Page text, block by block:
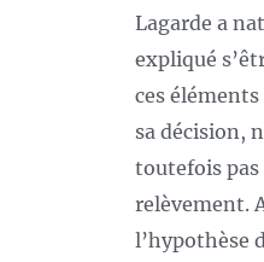
Lagarde a
expliqué
ces
sa décision,
toutefois pas
relèvement.
l’hypothèse